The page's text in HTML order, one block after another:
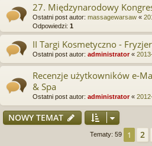
27. Międzynarodowy
Ostatni post autor: massagewarsaw «
Odpowiedzi: 1
II Targi Kosmetyczno -
Ostatni post autor: administrator«
Recenzje użytkowników e-
& Spa
Ostatni post autor: administrator«
NOWY TEMAT
Tematy: 59 1 2